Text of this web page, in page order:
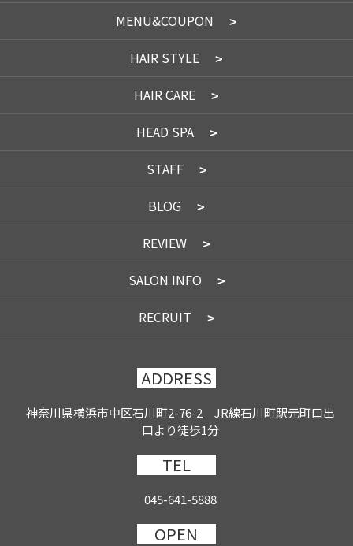
MENU&COUPON
HAIR STYLE
HAIR CARE
HEAD SPA
STAFF
BLOG
REVIEW
SALON INFO
RECRUIT
ADDRESS
神奈川県横浜市中区石川町2-76-2 JR線石川町駅元町口出
口より徒歩1分
TEL
045-641-5888
OPEN